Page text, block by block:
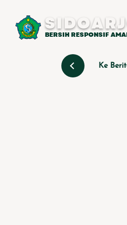
BERSIH RESPONSIF
Ke